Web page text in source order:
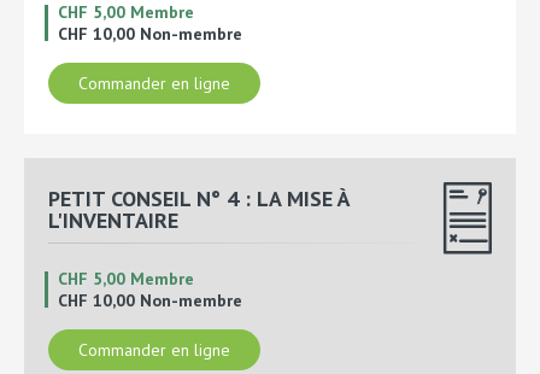
CHF 5,00 Membre
CHF 10,00 Non-membre
Commander en ligne
PETIT CONSEIL N° 4 : LA MISE À
L'INVENTAIRE
CHF 5,00 Membre
CHF 10,00 Non-membre
Commander en ligne